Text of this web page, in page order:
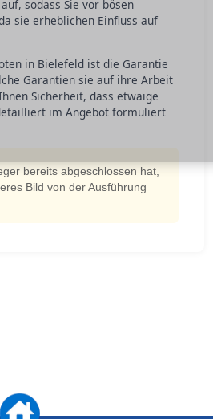
sodass Sie vor bösen
sie erheblichen Einfluss auf
in Bielefeld ist die Garantie
Garantien sie auf ihre Arbeit
Sicherheit, dass etwaige
im Angebot formuliert
bereits abgeschlossen hat,
Bild von der Ausführung